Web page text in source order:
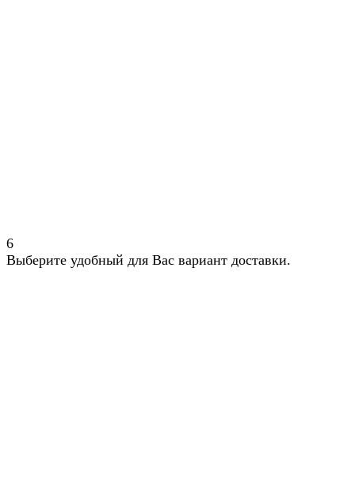
6
Выберите удобный для Вас вариант доставки.